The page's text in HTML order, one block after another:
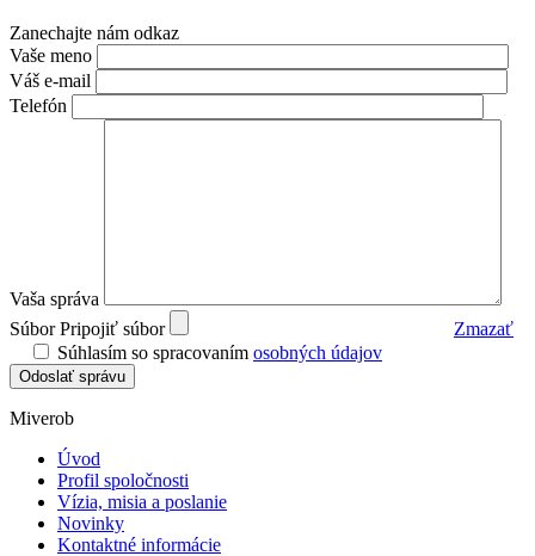
Zanechajte nám odkaz
Vaše meno
Váš e-mail
Telefón
Vaša správa
SúborPripojiť súbor
Zmazať
Súhlasím so spracovaním osobných údajov
Odoslať správu
Miverob
Úvod
Profil spoločnosti
Vízia, misia a poslanie
Novinky
Kontaktné informácie